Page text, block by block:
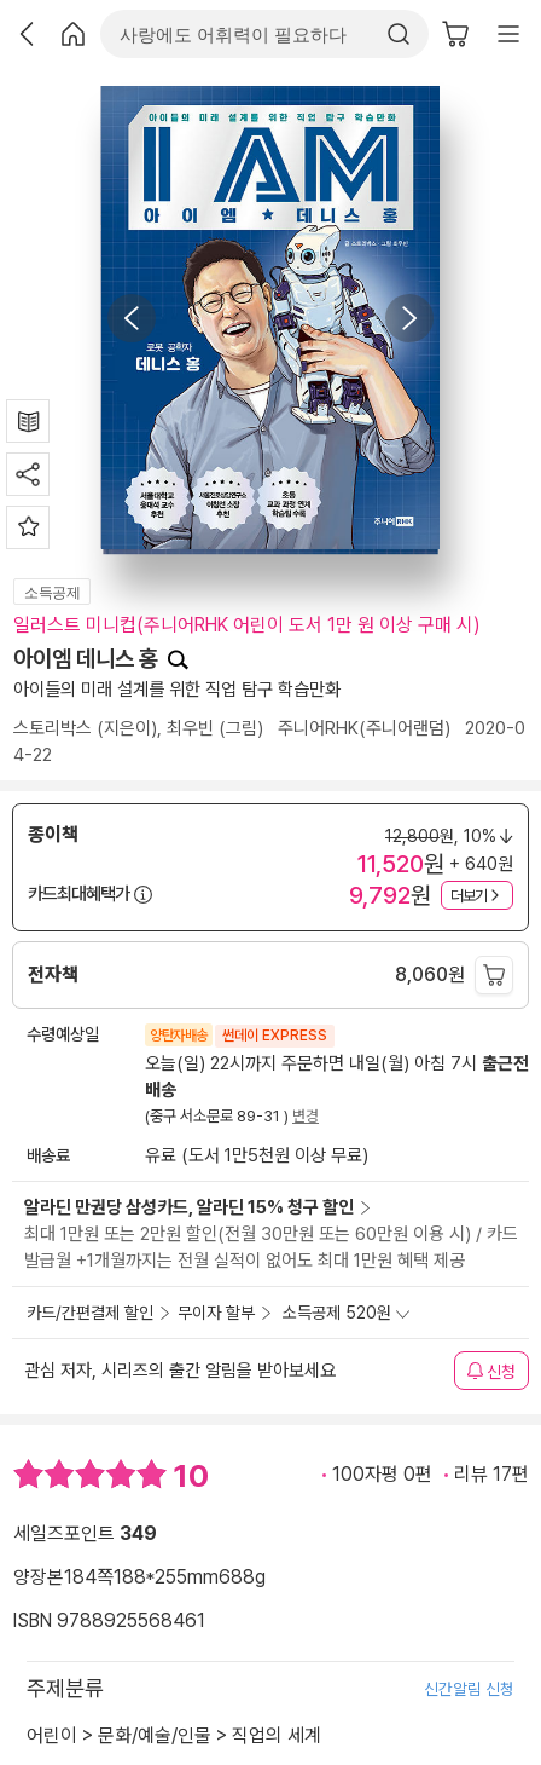
소득공제
일러스트 미니컵(주니어RHK 어린이 도서 1만 원 이상 구매 시)
아이엠 데니스 홍
아이들의 미래 설계를 위한 직업 탐구 학습만화
스토리박스 (지은이), 최우빈 (그림) 주니어RHK(주니어랜덤) 2020-0
4-22
종이책 12,800원, 10%
11,520원 + 640원
카드최대혜택가
9,792원 더보기
전자책 8,060원
수령예상일 양탄자배송 썬데이 EXPRESS
오늘(일) 22시까지 주문하면 내일(월) 아침 7시 출근전
배송
(중구 서소문로 89-31 ) 변경
배송료 유료 (도서 1만5천원 이상 무료)
알라딘 만권당 삼성카드, 알라딘 15% 청구 할인
최대 1만원 또는 2만원 할인(전월 30만원 또는 60만원 이용 시) / 카드
발급월 +1개월까지는 전월 실적이 없어도 최대 1만원 혜택 제공
카드/간편결제 할인 무이자 할부 소득공제 520원
관심 저자, 시리즈의 출간 알림을 받아보세요 신청
10 100자평 0편 리뷰 17편
세일즈포인트 349
양장본184쪽188*255mm688g
ISBN 9788925568461
주제분류 신간알림 신청
어린이 > 문화/예술/인물 > 직업의 세계